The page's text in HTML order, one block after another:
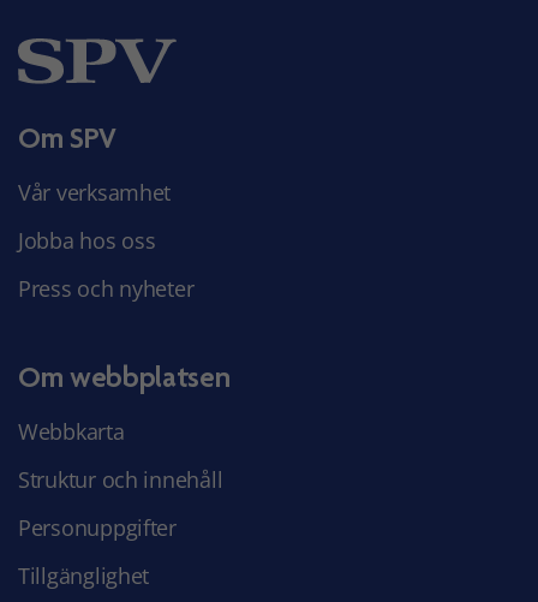
Om SPV
Vår verksamhet
Jobba hos oss
Press och nyheter
Om webbplatsen
Webbkarta
Struktur och innehåll
Personuppgifter
Tillgänglighet